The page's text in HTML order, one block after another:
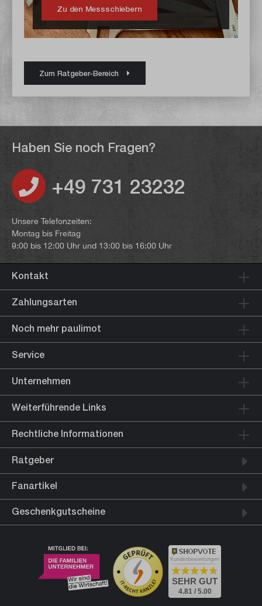
Zu den Messschiebern
Zum Ratgeber-Bereich
Haben Sie noch Fragen?
+49 731 23232
Unsere Telefonzeiten:
Montag bis Freitag
9:00 bis 12:00 Uhr und 13:00 bis 16:00 Uhr
Kontakt
Zahlungsarten
Noch mehr paulimot
Service
Unternehmen
Weiterführende Links
Rechtliche Informationen
Ratgeber
Fanartikel
Geschenkgutscheine
Kundenbewertungen
SEHR GUT
4.81 / 5.00